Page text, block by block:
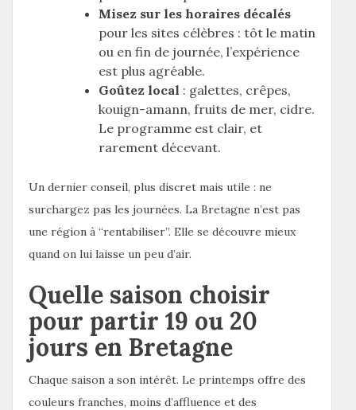
Misez sur les horaires décalés
pour les sites célèbres : tôt le matin
ou en fin de journée, l’expérience
est plus agréable.
Goûtez local : galettes, crêpes,
kouign-amann, fruits de mer, cidre.
Le programme est clair, et
rarement décevant.
Un dernier conseil, plus discret mais utile : ne
surchargez pas les journées. La Bretagne n’est pas
une région à “rentabiliser”. Elle se découvre mieux
quand on lui laisse un peu d’air.
Quelle saison choisir
pour partir 19 ou 20
jours en Bretagne
Chaque saison a son intérêt. Le printemps offre des
couleurs franches, moins d’affluence et des